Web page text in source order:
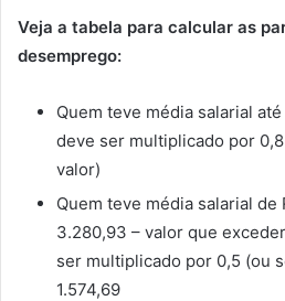
Veja a tabela para calcular as
desemprego:
Quem teve média salarial
deve ser multiplicado por
valor)
Quem teve média salarial de
3.280,93 – valor que
ser multiplicado por 0,5 (ou
1.574,69